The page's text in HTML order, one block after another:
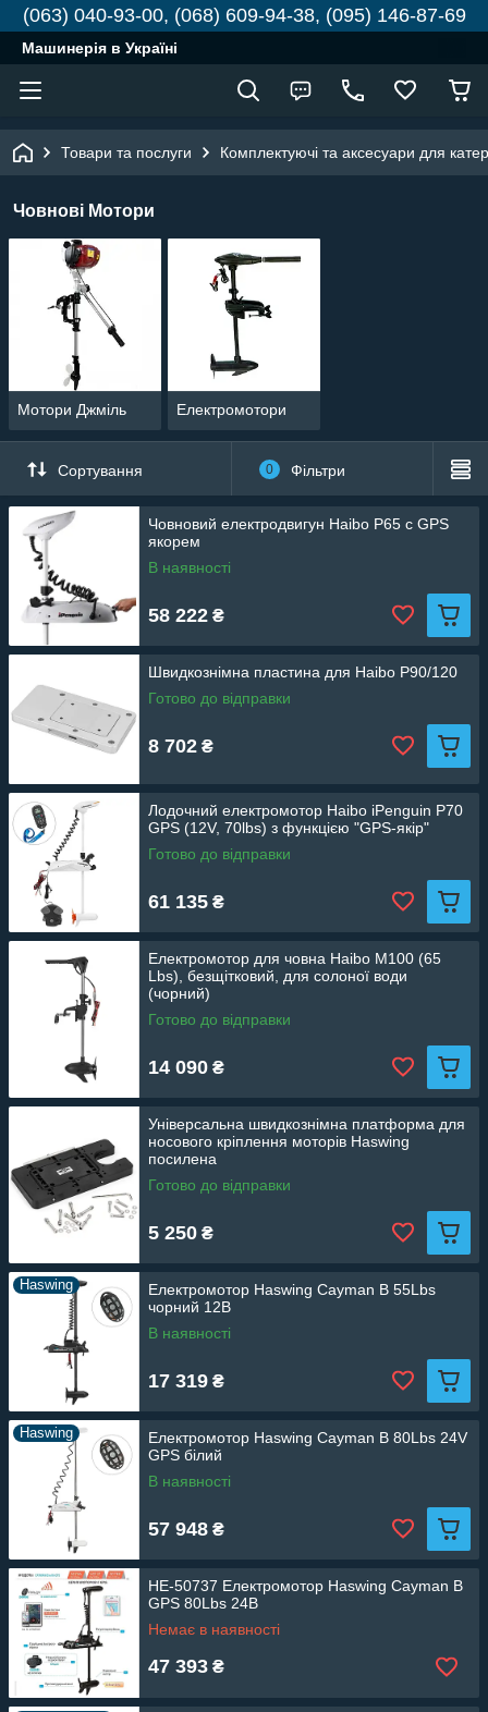
(063) 040-93-00, (068) 609-94-38, (095) 146-87-69
Машинерія в Україні
Товари та послуги Комплектуючі та аксесуари для
Човнові Мотори
Мотори Джміль Електромотори
Сортування 0 Фільтри
Човновий електродвигун Haibo P65 c GPS
якорем
В наявності
58 222 ₴
Швидкознімна пластина для Haibo P90/120
Готово до відправки
8 702 ₴
Лодочний електромотор Haibo iPenguin P70
GPS (12V, 70lbs) з функцією "GPS-якір"
Готово до відправки
61 135 ₴
Електромотор для човна Haibo M100 (65
Lbs), безщітковий, для солоної води
(чорний)
Готово до відправки
14 090 ₴
Універсальна швидкознімна платформа для
носового кріплення моторів Haswing
посилена
Готово до відправки
5 250 ₴
Haswing
Електромотор Haswing Cayman B 55Lbs
чорний 12В
В наявності
17 319 ₴
Haswing
Електромотор Haswing Cayman B 80Lbs 24V
GPS білий
В наявності
57 948 ₴
HE-50737 Електромотор Haswing Cayman B
GPS 80Lbs 24В
Немає в наявності
47 393 ₴